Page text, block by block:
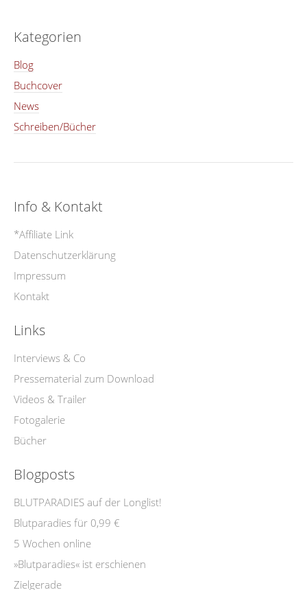
Kategorien
Blog
Buchcover
News
Schreiben/Bücher
Info & Kontakt
*Affiliate Link
Datenschutzerklärung
Impressum
Kontakt
Links
Interviews & Co
Pressematerial zum Download
Videos & Trailer
Fotogalerie
Bücher
Blogposts
BLUTPARADIES auf der Longlist!
Blutparadies für 0,99 €
5 Wochen online
»Blutparadies« ist erschienen
Zielgerade